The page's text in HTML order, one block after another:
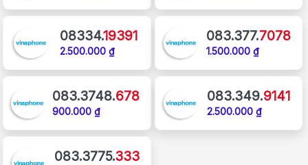
08334.19391
2.500.000 ₫
083.377.7078
1.500.000 ₫
083.3748.678
900.000 ₫
083.349.9141
2.500.000 ₫
083.3775.333